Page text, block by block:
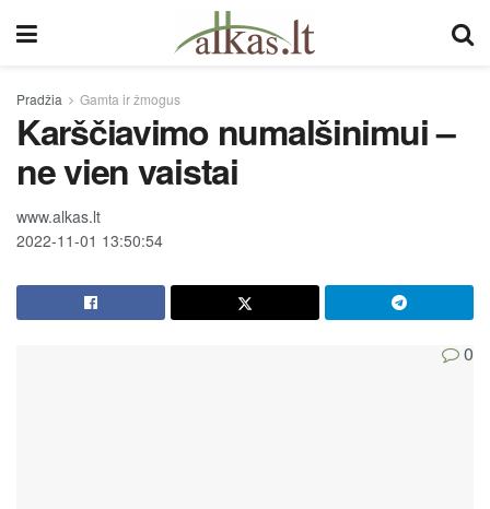
Pradžia Gamta ir žmogus
Karščiavimo numalšinimui –
ne vien vaistai
www.alkas.lt
2022-11-01 13:50:54
0